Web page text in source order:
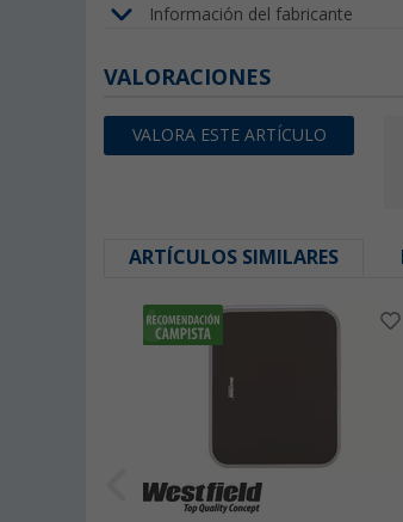
Información del fabricante
VALORACIONES
VALORA ESTE ARTÍCULO
ARTÍCULOS SIMILARES